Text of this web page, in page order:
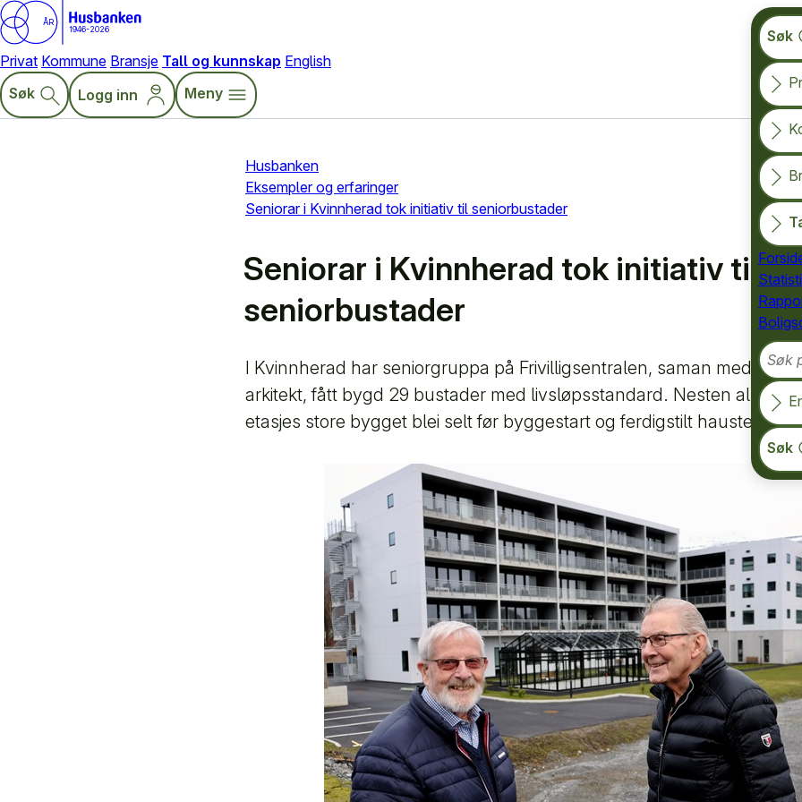
ÅR
1946-2026
Privat Kommune Bransje Tall og kunnskap English
Søk
Logg inn Meny
Søk
Søk
Søk
Husbanken
Eksempler og erfaringer
Seniorar i Kvinnherad tok initiativ til seniorbustader
Seniorar i Kvinnherad tok initiativ til
seniorbustader
I Kvinnherad har seniorgruppa på Frivilligsentralen, saman med ein
arkitekt, fått bygd 29 bustader med livsløpsstandard. Nesten alle
etasjes store bygget blei selt før byggestart og ferdigstilt hausten